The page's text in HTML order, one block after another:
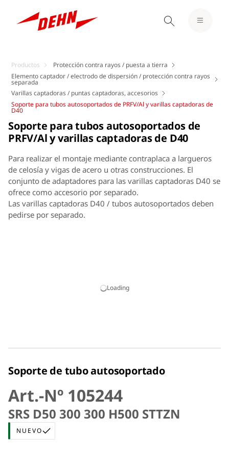
Productos
Protección contra rayos / puesta a tierra
Elemento captador / electrodo de dispersión / protección contra rayos
separada
Varillas captadoras / puntas captadoras, accesorios
Soporte para tubos autosoportados de PRFV/Al y varillas captadoras de
D40
Loading
Soporte para tubos autosoportados de
PRFV/Al y varillas captadoras de D40
Para realizar el montaje mediante contraplaca a largueros
de celosía y vigas de acero u otras construcciones. El
conjunto de adaptadores para las varillas captadoras D40 se
ofrece como accesorio por separado.
Las varillas captadoras D40 / tubos autosoportados deben
pedirse por separado.
Soporte de tubo autosoportado
Art.-Nº 105244
SRS D50 300 300 H500 STTZN
NUEVO